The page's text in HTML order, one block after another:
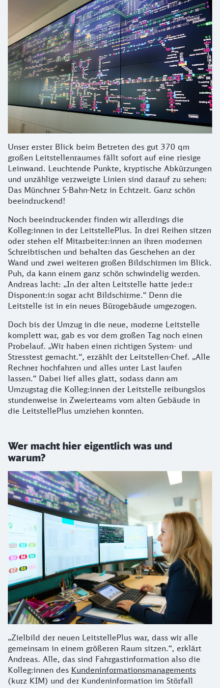
Unser erster Blick beim Betreten des gut 370 qm
großen Leitstellenraumes fällt sofort auf eine riesige
Leinwand. Leuchtende Punkte, kryptische Abkürzungen
und unzählige verzweigte Linien sind darauf zu sehen:
Das Münchner S-Bahn-Netz in Echtzeit. Ganz schön
beeindruckend!
Noch beeindruckender finden wir allerdings die
Kolleg:innen in der LeitstellePlus. In drei Reihen sitzen
oder stehen elf Mitarbeiter:innen an ihren modernen
Schreibtischen und behalten das Geschehen an der
Wand und zwei weiteren großen Bildschirmen im Blick.
Puh, da kann einem ganz schön schwindelig werden.
Andreas lacht: „In der alten Leitstelle hatte jede:r
Disponent:in sogar acht Bildschirme.“ Denn die
Leitstelle ist in ein neues Bürogebäude umgezogen.
Doch bis der Umzug in die neue, moderne Leitstelle
komplett war, gab es vor dem großen Tag noch einen
Probelauf. „Wir haben einen richtigen System- und
Stresstest gemacht.“, erzählt der Leitstellen-Chef. „Alle
Rechner hochfahren und alles unter Last laufen
lassen.“ Dabei lief alles glatt, sodass dann am
Umzugstag die Kolleg:innen der Leitstelle reibungslos
stundenweise in Zweierteams vom alten Gebäude in
die LeitstellePlus umziehen konnten.
Wer macht hier eigentlich was und
warum?
„Zielbild der neuen LeitstellePlus war, dass wir alle
gemeinsam in einem größeren Raum sitzen.“, erklärt
Andreas. Alle, das sind Fahrgastinformation also die
Kolleg:innen des Kundeninformationsmanagements
(kurz KIM) und der Kundeninformation im Störfall